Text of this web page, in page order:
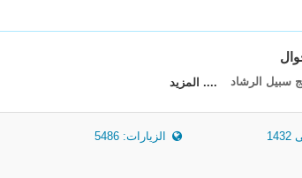
سبيل الرشاد .... المزيد
الزيارات: 5486